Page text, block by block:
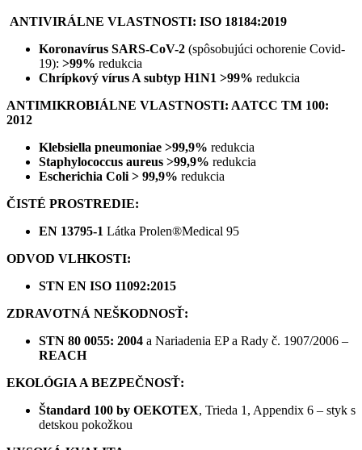
ANTIVIRÁLNE VLASTNOSTI: ISO 18184:2019
Koronavírus SARS-CoV-2 (spôsobujúci ochorenie Covid-
19): >99% redukcia
Chrípkový vírus A subtyp H1N1 >99% redukcia
ANTIMIKROBIÁLNE VLASTNOSTI: AATCC TM 100:
2012
Klebsiella pneumoniae >99,9% redukcia
Staphylococcus aureus >99,9% redukcia
Escherichia Coli > 99,9% redukcia
ČISTÉ PROSTREDIE:
EN 13795-1 Látka Prolen®Medical 95
ODVOD VLHKOSTI:
STN EN ISO 11092:2015
ZDRAVOTNÁ NEŠKODNOSŤ:
STN 80 0055: 2004 a Nariadenia EP a Rady č. 1907/2006 –
REACH
EKOLÓGIA A BEZPEČNOSŤ:
Štandard 100 by OEKOTEX, Trieda 1, Appendix 6 – styk s
detskou pokožkou